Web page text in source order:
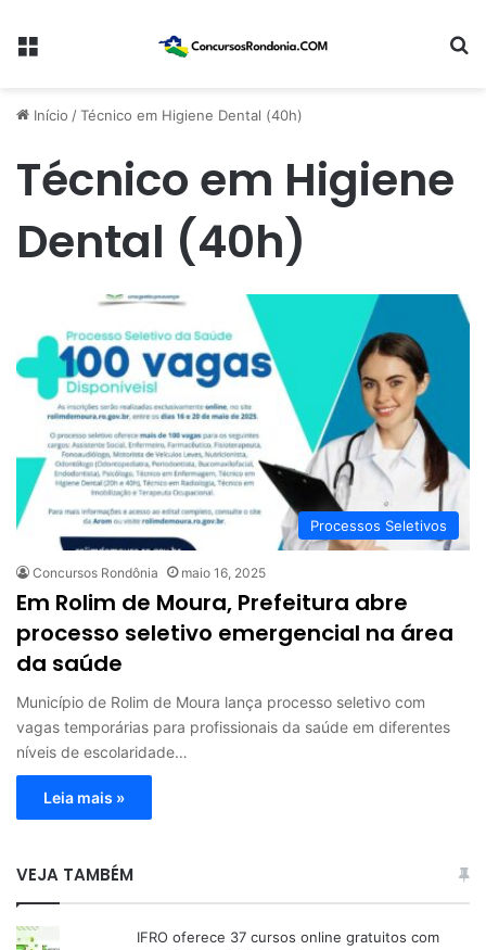
Menu
Início /Técnico em Higiene Dental (40h)
Técnico em Higiene
Dental (40h)
Processos Seletivos
Concursos Rondônia maio 16, 2025
Em Rolim de Moura, Prefeitura abre
processo seletivo emergencial na área
da saúde
Município de Rolim de Moura lança processo seletivo com
vagas temporárias para profissionais da saúde em diferentes
níveis de escolaridade…
Leia mais »
VEJA TAMBÉM
IFRO oferece 37 cursos online gratuitos com